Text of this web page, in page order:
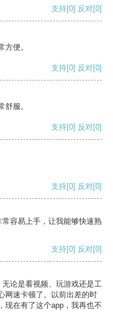
支持[0] 反对[0]
便。
支持[0] 反对[0]
服。
支持[0] 反对[0]
支持[0] 反对[0]
容易上手，让我能够快速熟
支持[0] 反对[0]
论是看视频、玩游戏还是工
网速卡顿了。以前出差的时
现在有了这个app，我再也不